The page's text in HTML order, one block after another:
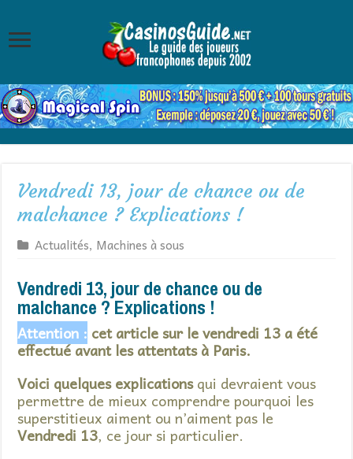
Vendredi 13, jour de chance ou de
malchance ? Explications !
Actualités, Machines à sous
Vendredi 13, jour de chance ou de
malchance ? Explications !
Attention : cet article sur le vendredi 13 a été
effectué avant les attentats à Paris.
Voici quelques explicationsqui devraient vous
permettre de mieux comprendre pourquoi les
superstitieux aiment ou n’aiment pas le
Vendredi 13, ce jour si particulier.